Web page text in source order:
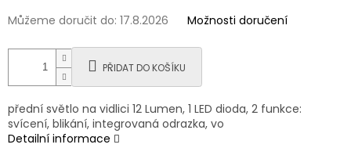
Můžeme doručit do: 17.8.2026 Možnosti doručení
PŘIDAT DO KOŠÍKU
přední světlo na vidlici 12 Lumen, 1 LED dioda, 2 funkce:
svícení, blikání, integrovaná odrazka, vo
Detailní informace